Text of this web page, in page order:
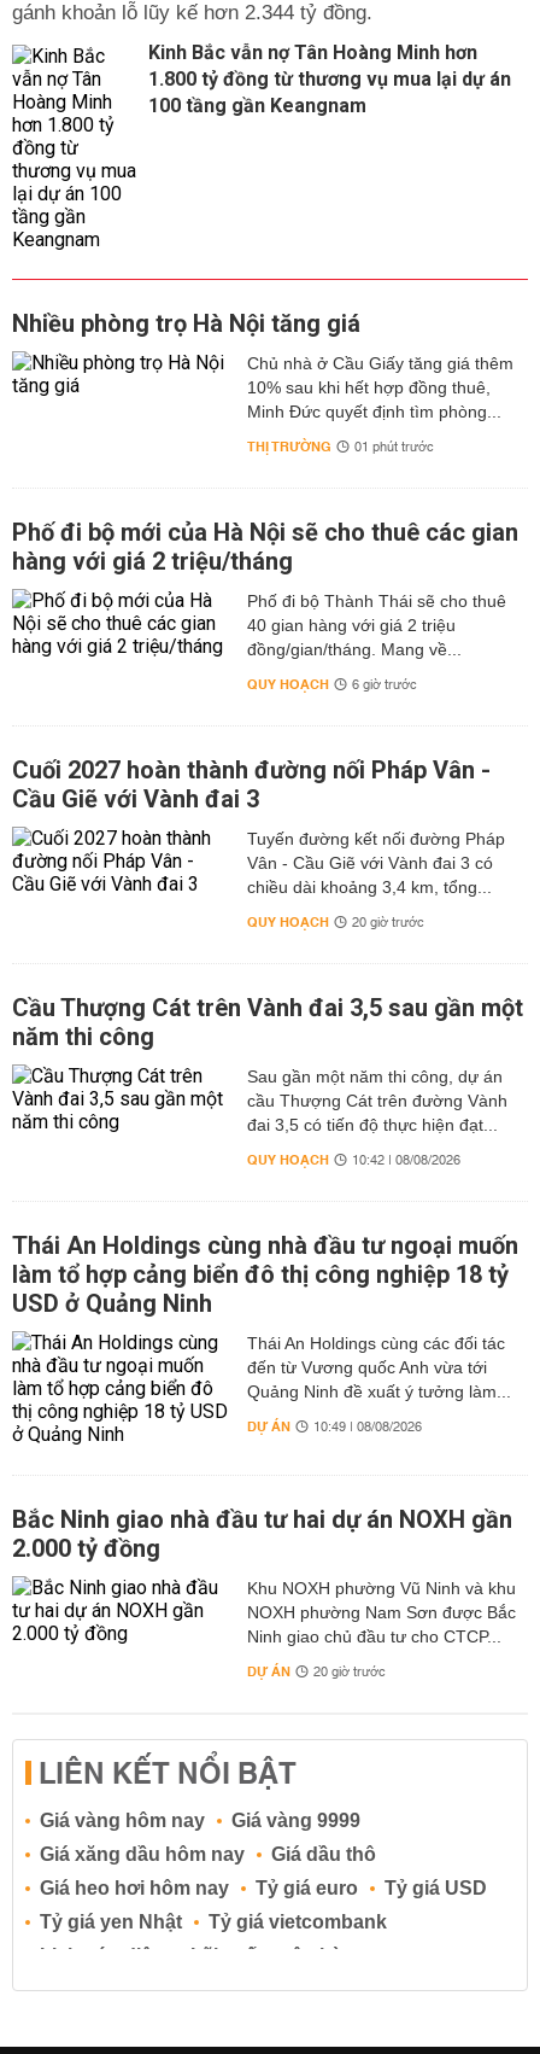
gánh khoản lỗ lũy kế hơn 2.344 tỷ đồng.
Kinh Bắc vẫn nợ Tân Hoàng Minh hơn
1.800 tỷ đồng từ thương vụ mua lại dự án
100 tầng gần Keangnam
Nhiều phòng trọ Hà Nội tăng giá
Chủ nhà ở Cầu Giấy tăng giá thêm
10% sau khi hết hợp đồng thuê,
Minh Đức quyết định tìm phòng...
THỊ TRƯỜNG 01 phút trước
Phố đi bộ mới của Hà Nội sẽ cho thuê các gian
hàng với giá 2 triệu/tháng
Phố đi bộ Thành Thái sẽ cho thuê
40 gian hàng với giá 2 triệu
đồng/gian/tháng. Mang về...
QUY HOẠCH 6 giờ trước
Cuối 2027 hoàn thành đường nối Pháp Vân -
Cầu Giẽ với Vành đai 3
Tuyến đường kết nối đường Pháp
Vân - Cầu Giẽ với Vành đai 3 có
chiều dài khoảng 3,4 km, tổng...
QUY HOẠCH 20 giờ trước
Cầu Thượng Cát trên Vành đai 3,5 sau gần một
năm thi công
Sau gần một năm thi công, dự án
cầu Thượng Cát trên đường Vành
đai 3,5 có tiến độ thực hiện đạt...
QUY HOẠCH 10:42 | 08/08/2026
Thái An Holdings cùng nhà đầu tư ngoại muốn
làm tổ hợp cảng biển đô thị công nghiệp 18 tỷ
USD ở Quảng Ninh
Thái An Holdings cùng các đối tác
đến từ Vương quốc Anh vừa tới
Quảng Ninh đề xuất ý tưởng làm...
DỰ ÁN 10:49 | 08/08/2026
Bắc Ninh giao nhà đầu tư hai dự án NOXH gần
2.000 tỷ đồng
Khu NOXH phường Vũ Ninh và khu
NOXH phường Nam Sơn được Bắc
Ninh giao chủ đầu tư cho CTCP...
DỰ ÁN 20 giờ trước
LIÊN KẾT NỔI BẬT
Giá vàng hôm nay
Giá vàng 9999
Giá xăng dầu hôm nay
Giá dầu thô
Giá heo hơi hôm nay
Tỷ giá euro
Tỷ giá USD
Tỷ giá yen Nhật
Tỷ giá vietcombank
Lịch cúp điện
Lãi suất ngân hàng
Lãi suất tiết kiệm
Lãi suất tiền gửi